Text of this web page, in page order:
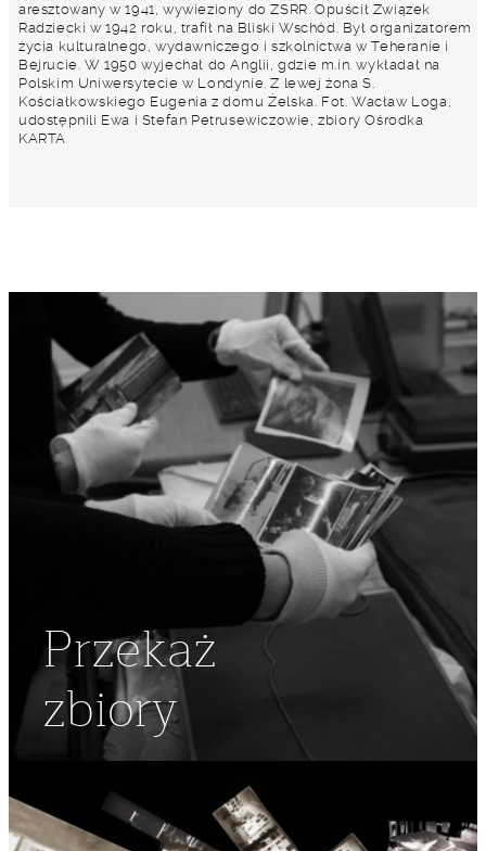
aresztowany w 1941, wywieziony do ZSRR. Opuścił Związek
Radziecki w 1942 roku, trafił na Bliski Wschód. Był organizatorem
życia kulturalnego, wydawniczego i szkolnictwa w Teheranie i
Bejrucie. W 1950 wyjechał do Anglii, gdzie m.in. wykładał na
Polskim Uniwersytecie w Londynie. Z lewej żona S.
Kościałkowskiego Eugenia z domu Żelska. Fot. Wacław Loga,
udostępnili Ewa i Stefan Petrusewiczowie, zbiory Ośrodka
KARTA
Przekaż
zbiory